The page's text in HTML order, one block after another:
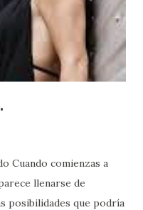
Cuando comienzas a
llenarse de
posibilidades que podría